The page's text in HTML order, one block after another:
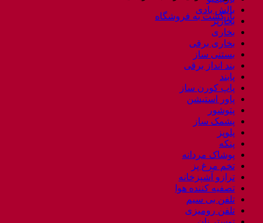
بازگشت به فروشگاه
بالش بادی
بخارپز
بخاری
بخاری برقی
بستنی ساز
بند انداز برقی
پابند
پاپ کورن ساز
پاور استیشن
پتوشور
پشمک ساز
پلوپز
پنکه
پوشاک مردانه
تخم مرغ پز
ترازو آشپزخانه
تصفیه کننده هوا
تلفن بی سیم
تلفن رومیزی